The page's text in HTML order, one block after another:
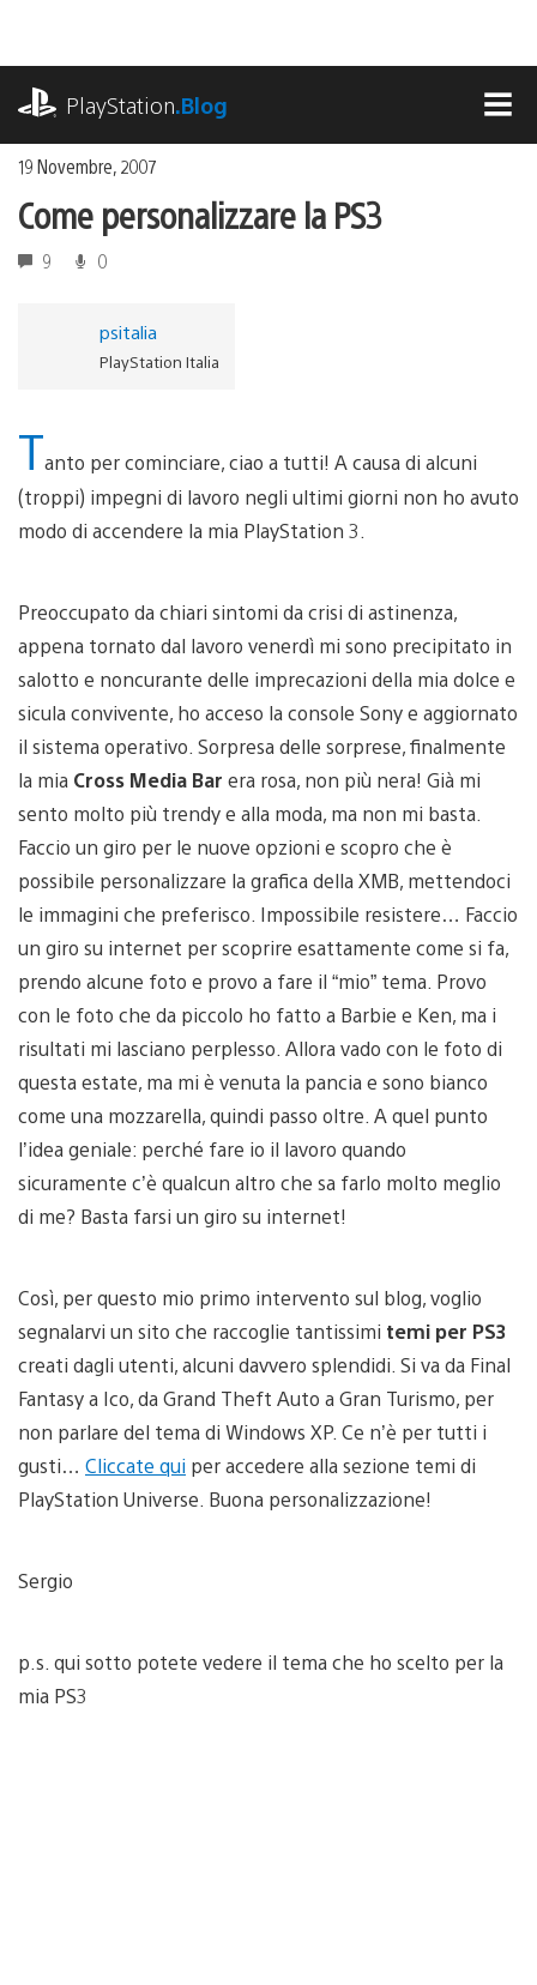
contenuto
PlayStation.Blog
19 Novembre, 2007
Come personalizzare la PS3
9 0
psitalia
PlayStation Italia
Tanto per cominciare, ciao a tutti! A causa di alcuni
(troppi) impegni di lavoro negli ultimi giorni non ho avuto
modo di accendere la mia PlayStation 3.
Preoccupato da chiari sintomi da crisi di astinenza,
appena tornato dal lavoro venerdì mi sono precipitato in
salotto e noncurante delle imprecazioni della mia dolce e
sicula convivente, ho acceso la console Sony e aggiornato
il sistema operativo. Sorpresa delle sorprese, finalmente
la mia Cross Media Bar era rosa, non più nera! Già mi
sento molto più trendy e alla moda, ma non mi basta.
Faccio un giro per le nuove opzioni e scopro che è
possibile personalizzare la grafica della XMB, mettendoci
le immagini che preferisco. Impossibile resistere… Faccio
un giro su internet per scoprire esattamente come si fa,
prendo alcune foto e provo a fare il “mio” tema. Provo
con le foto che da piccolo ho fatto a Barbie e Ken, ma i
risultati mi lasciano perplesso. Allora vado con le foto di
questa estate, ma mi è venuta la pancia e sono bianco
come una mozzarella, quindi passo oltre. A quel punto
l’idea geniale: perché fare io il lavoro quando
sicuramente c’è qualcun altro che sa farlo molto meglio
di me? Basta farsi un giro su internet!
Così, per questo mio primo intervento sul blog, voglio
segnalarvi un sito che raccoglie tantissimi temi per PS3
creati dagli utenti, alcuni davvero splendidi. Si va da Final
Fantasy a Ico, da Grand Theft Auto a Gran Turismo, per
non parlare del tema di Windows XP. Ce n’è per tutti i
gusti… Cliccate qui per accedere alla sezione temi di
PlayStation Universe. Buona personalizzazione!
Sergio
p.s. qui sotto potete vedere il tema che ho scelto per la
mia PS3